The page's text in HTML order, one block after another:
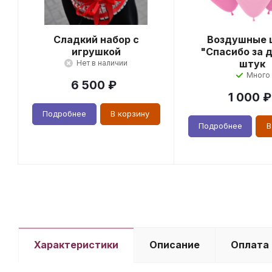
Сладкий набор с
игрушкой
Нет в наличии
6 500 ₽
Подробнее В корзину
Воздушные
"Спасибо за
штук
Много
1 000 ₽
Подробнее
Характеристики Описание Оплата